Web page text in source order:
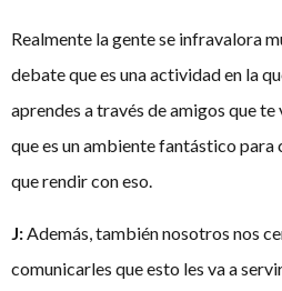
Realmente la gente se infravalora
debate que es una actividad en la
aprendes a través de amigos que
que es un ambiente fantástico para
que rendir con eso.
J: Además, también nosotros nos
comunicarles que esto les va a